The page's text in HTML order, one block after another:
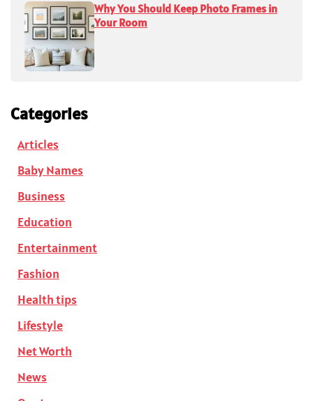
Why You Should Keep Photo Frames in
Your Room
Categories
Articles
Baby Names
Business
Education
Entertainment
Fashion
Health tips
Lifestyle
Net Worth
News